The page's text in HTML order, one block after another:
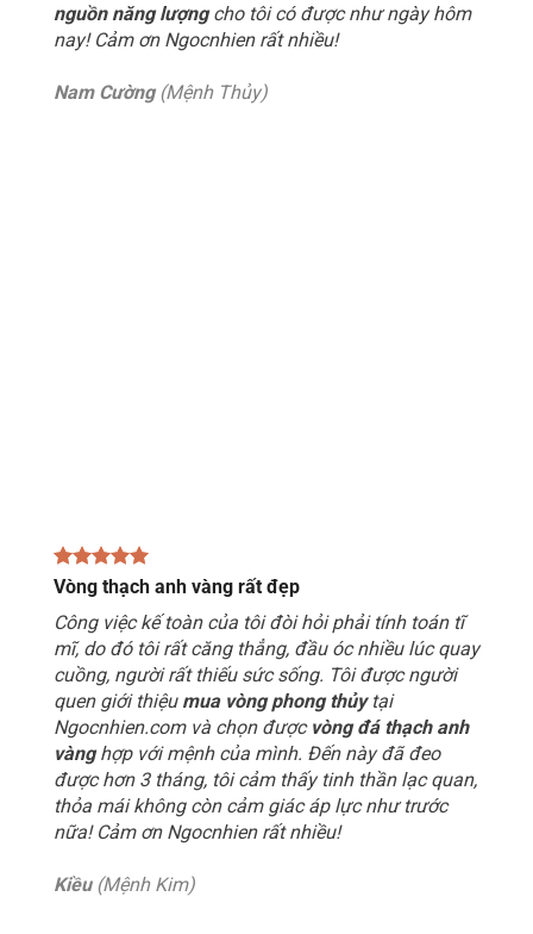
nguồn năng lượngcho tôi có được như ngày hôm
nay! Cảm ơn Ngocnhien rất nhiều!
Nam Cường(Mệnh Thủy)
Vòng thạch anh vàng rất đẹp
Công việc kế toàn của tôi đòi hỏi phải tính toán tĩ
mĩ, do đó tôi rất căng thẳng, đầu óc nhiều lúc quay
cuồng, người rất thiếu sức sống. Tôi được người
quen giới thiệu mua vòng phong thủytại
Ngocnhien.com và chọn được vòng đá thạch anh
vànghợp với mệnh của mình. Đến này đã đeo
được hơn 3 tháng, tôi cảm thấy tinh thần lạc quan,
thỏa mái không còn cảm giác áp lực như trước
nữa! Cảm ơn Ngocnhien rất nhiều!
Kiều(Mệnh Kim)